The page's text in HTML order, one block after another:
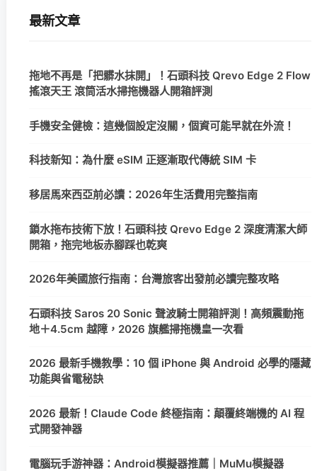
最新文章
拖地不再是「把髒水抹開」！石頭科技 Qrevo Edge 2 Flow
搖滾天王 滾筒活水掃拖機器人開箱評測
手機安全健檢：這幾個設定沒關，個資可能早就在外流！
科技新知：為什麼 eSIM 正逐漸取代傳統 SIM 卡
移居馬來西亞前必讀：2026年生活費用完整指南
鎖水拖布技術下放！石頭科技 Qrevo Edge 2 深度清潔大師
開箱，拖完地板赤腳踩也乾爽
2026年美國旅行指南：台灣旅客出發前必讀完整攻略
石頭科技 Saros 20 Sonic 聲波騎士開箱評測！高頻震動拖
地＋4.5cm 越障，2026 旗艦掃拖機皇一次看
2026 最新手機教學：10 個 iPhone 與 Android 必學的隱藏
功能與省電秘訣
2026 最新！Claude Code 終極指南：顛覆終端機的 AI 程
式開發神器
電腦玩手游神器：Android模擬器推薦｜MuMu模擬器